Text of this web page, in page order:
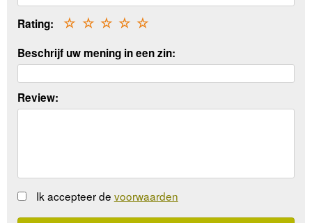
Rating: ☆
☆
☆
☆
☆
Beschrijf uw mening in een zin:
Review:
Ik accepteer de voorwaarden